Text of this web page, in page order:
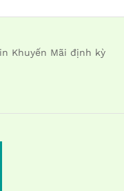
Khuyến Mãi định kỳ